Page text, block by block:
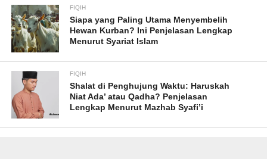
FIQIH
Siapa yang Paling Utama Menyembelih
Hewan Kurban? Ini Penjelasan Lengkap
Menurut Syariat Islam
FIQIH
Shalat di Penghujung Waktu: Haruskah
Niat Ada’ atau Qadha? Penjelasan
Lengkap Menurut Mazhab Syafi’i